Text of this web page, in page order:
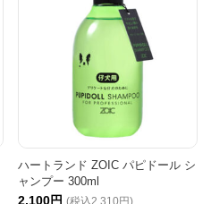
ハートランド ZOIC パピドール シ
ャンプー 300ml
2,100円